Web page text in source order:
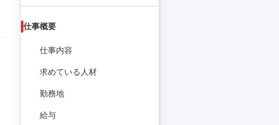
仕事概要
仕事内容
求めている人材
勤務地
給与